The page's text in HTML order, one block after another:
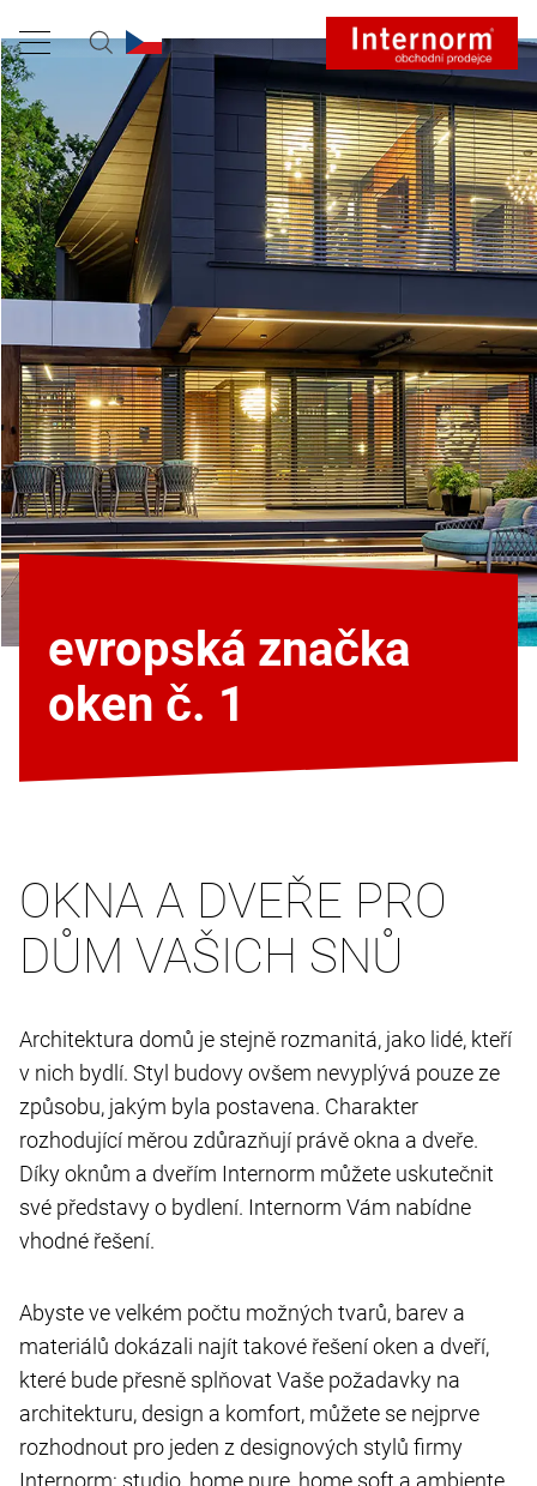
evropská značka
oken č. 1
OKNA A DVEŘE PRO
DŮM VAŠICH SNŮ
Architektura domů je stejně rozmanitá, jako lidé, kteří
v nich bydlí. Styl budovy ovšem nevyplývá pouze ze
způsobu, jakým byla postavena. Charakter
rozhodující měrou zdůrazňují právě okna a dveře.
Díky oknům a dveřím Internorm můžete uskutečnit
své představy o bydlení. Internorm Vám nabídne
vhodné řešení.
Abyste ve velkém počtu možných tvarů, barev a
materiálů dokázali najít takové řešení oken a dveří,
které bude přesně splňovat Vaše požadavky na
architekturu, design a komfort, můžete se nejprve
rozhodnout pro jeden z designových stylů firmy
Internorm: studio, home pure, home soft a ambiente.